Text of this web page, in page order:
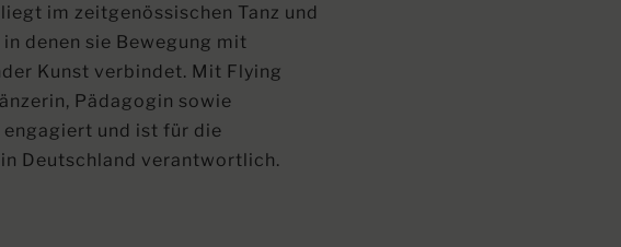
im zeitgenössischen Tanz und
denen sie Bewegung mit
Kunst verbindet. Mit Flying
Pädagogin sowie
und ist für die
Deutschland verantwortlich.